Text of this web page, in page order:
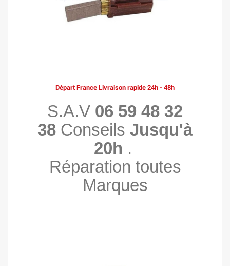
Départ France Livraison rapide 24h - 48h
S.A.V 06 59 48 32
38 Conseils Jusqu'à
20h .
Réparation toutes
Marques